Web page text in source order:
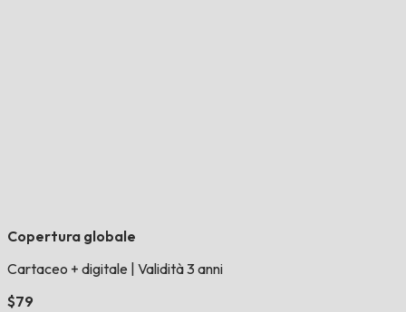
Copertura globale
Cartaceo + digitale Validità 3 anni
$79